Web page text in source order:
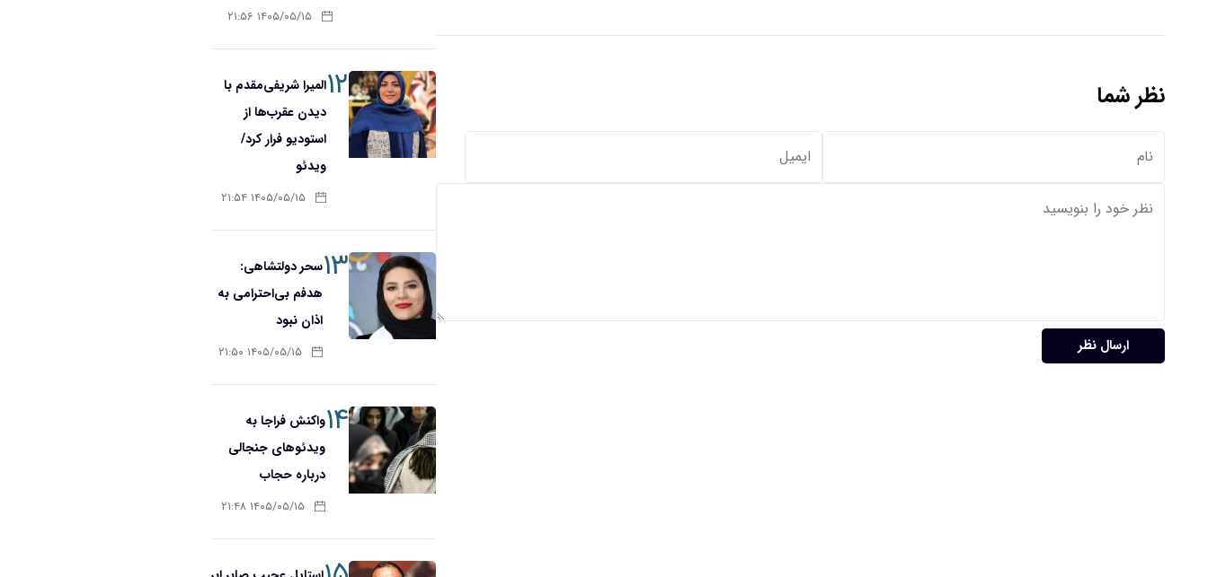
نظر شما
ارسال نظر
۱۴۰۵/۰۵/۱۵ ۲۱:۵۶
۱۲المیرا شریفی‌مقدم با
دیدن عقرب‌ها از
استودیو فرار کرد/
ویدئو
۱۴۰۵/۰۵/۱۵ ۲۱:۵۴
۱۳سحر دولتشاهی:
هدفم بی‌احترامی به
اذان نبود
۱۴۰۵/۰۵/۱۵ ۲۱:۵۰
۱۴واکنش فراجا به
ویدئوهای جنجالی
درباره حجاب
۱۴۰۵/۰۵/۱۵ ۲۱:۴۸